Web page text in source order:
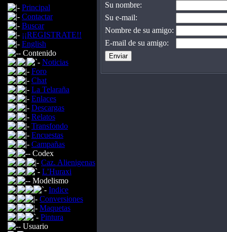
Principal
Contactar
Buscar
¡¡REGISTRATE!!
English
Contenido
Noticias
Foro
Chat
La Telaraña
Enlaces
Descargas
Relatos
Transfondo
Encuestas
Campañas
Codex
Caz. Alienigenas
L’Huraxi
Modelismo
Indice
Conversiones
Maquetas
Pintura
Usuario
Su nombre:
Su e-mail:
Nombre de su amigo:
E-mail de su amigo: